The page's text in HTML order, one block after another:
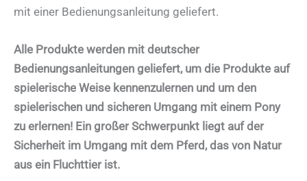
mit einer Bedienungsanleitung geliefert.
Alle Produkte werden mit deutscher
Bedienungsanleitungen geliefert, um die Produkte auf
spielerische Weise kennenzulernen und um den
spielerischen und sicheren Umgang mit einem Pony
zu erlernen! Ein großer Schwerpunkt liegt auf der
Sicherheit im Umgang mit dem Pferd, das von Natur
aus ein Fluchttier ist.